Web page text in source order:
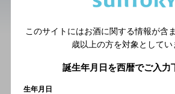
近辺のバー
BAR
[バー]
このサイトにはお酒に関する情報が含
歳以上の方を対象としてい
誕生年月日を西暦でご入力
生年月日